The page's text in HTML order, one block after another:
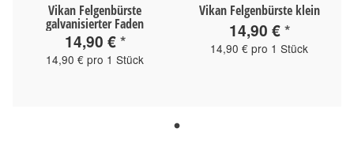
Vikan Felgenbürste
galvanisierter Faden
14,90 €*
14,90 € pro 1 Stück
Vikan Felgenbürste klein
14,90 €*
14,90 € pro 1 Stück